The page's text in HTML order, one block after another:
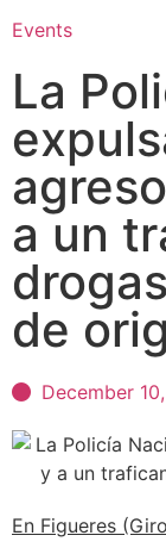
Events
La
a un
de
December
En Figueres